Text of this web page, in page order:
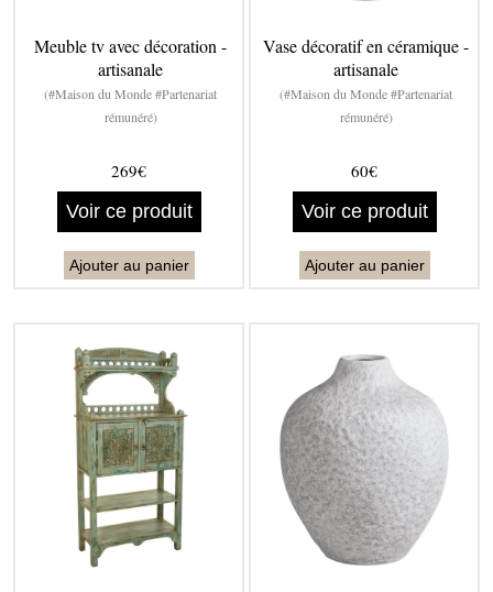
Meuble tv avec décoration -
artisanale
(#Maison du Monde #Partenariat
rémunéré)
269€
Voir ce produit
Ajouter au panier
Vase décoratif en céramique -
artisanale
(#Maison du Monde #Partenariat
rémunéré)
60€
Voir ce produit
Ajouter au panier